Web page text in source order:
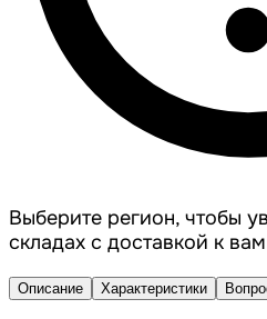
Выберите регион, чтобы
складах с доставкой к вам
Описание Характеристики